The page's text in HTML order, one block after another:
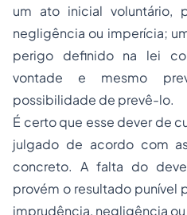
um ato inicial voluntário,
negligência ou imperícia;
perigo definido na lei
vontade e mesmo
possibilidade de prevê-lo.
É certo que esse dever de
julgado de acordo com
concreto. A falta do
provém o resultado punível
imprudência, negligência